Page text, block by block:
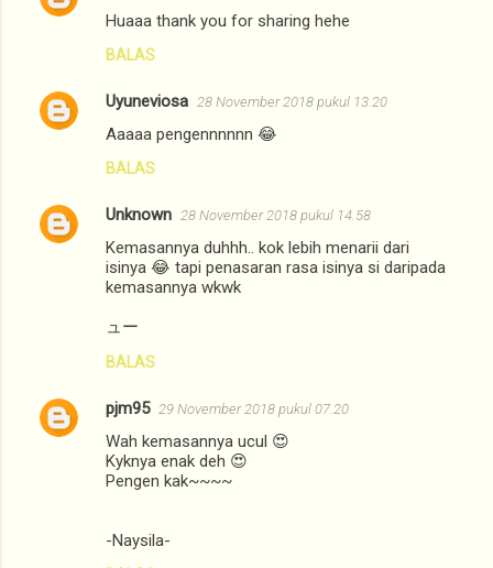
Huaaa thank you for sharing hehe
BALAS
Uyuneviosa 28 November 2018 pukul 13.20
Aaaaa pengennnnnn 😂
BALAS
Unknown 28 November 2018 pukul 14.58
Kemasannya duhhh.. kok lebih menarii dari
isinya 😂 tapi penasaran rasa isinya si daripada
kemasannya wkwk
ュー
BALAS
pjm95 29 November 2018 pukul 07.20
Wah kemasannya ucul 😍
Kyknya enak deh 😍
Pengen kak~~~~
-Naysila-